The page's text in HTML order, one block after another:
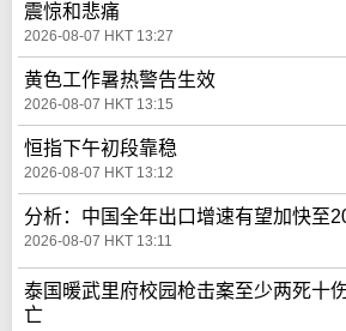
震惊和悲痛
2026-08-07 HKT 13:27
黄色工作暑热警告生效
2026-08-07 HKT 13:15
恒指下午初段靠稳
2026-08-07 HKT 13:12
分析：中国全年出口增速有望加快至
2026-08-07 HKT 13:11
泰国暖武里府校园枪击案至少两死
亡